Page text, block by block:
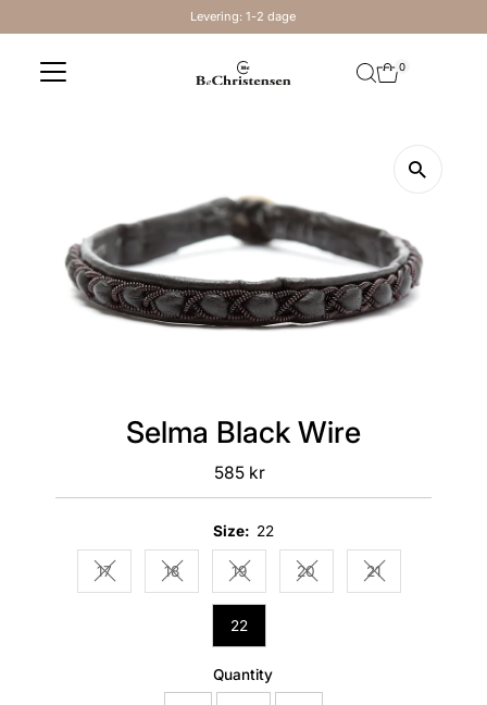
Levering: 1-2 dage
0
Selma Black Wire
Regular
Price
585 kr
Size: 22
17Variant sold out or unavailable
18Variant sold out or unavailable
19Variant sold out or unavailable
20Variant sold out or
21Variant sold out
22
Quantity